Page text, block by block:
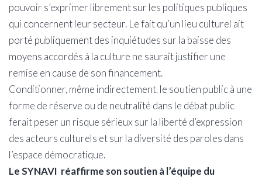
pouvoir s’exprimer librement sur les politiques publiques
qui concernent leur secteur. Le fait qu’un lieu culturel ait
porté publiquement des inquiétudes sur la baisse des
moyens accordés à la culture ne saurait justifier une
remise en cause de son financement.
Conditionner, même indirectement, le soutien public à une
forme de réserve ou de neutralité dans le débat public
ferait peser un risque sérieux sur la liberté d’expression
des acteurs culturels et sur la diversité des paroles dans
l’espace démocratique.
Le SYNAVI réaffirme son soutien à l’équipe du